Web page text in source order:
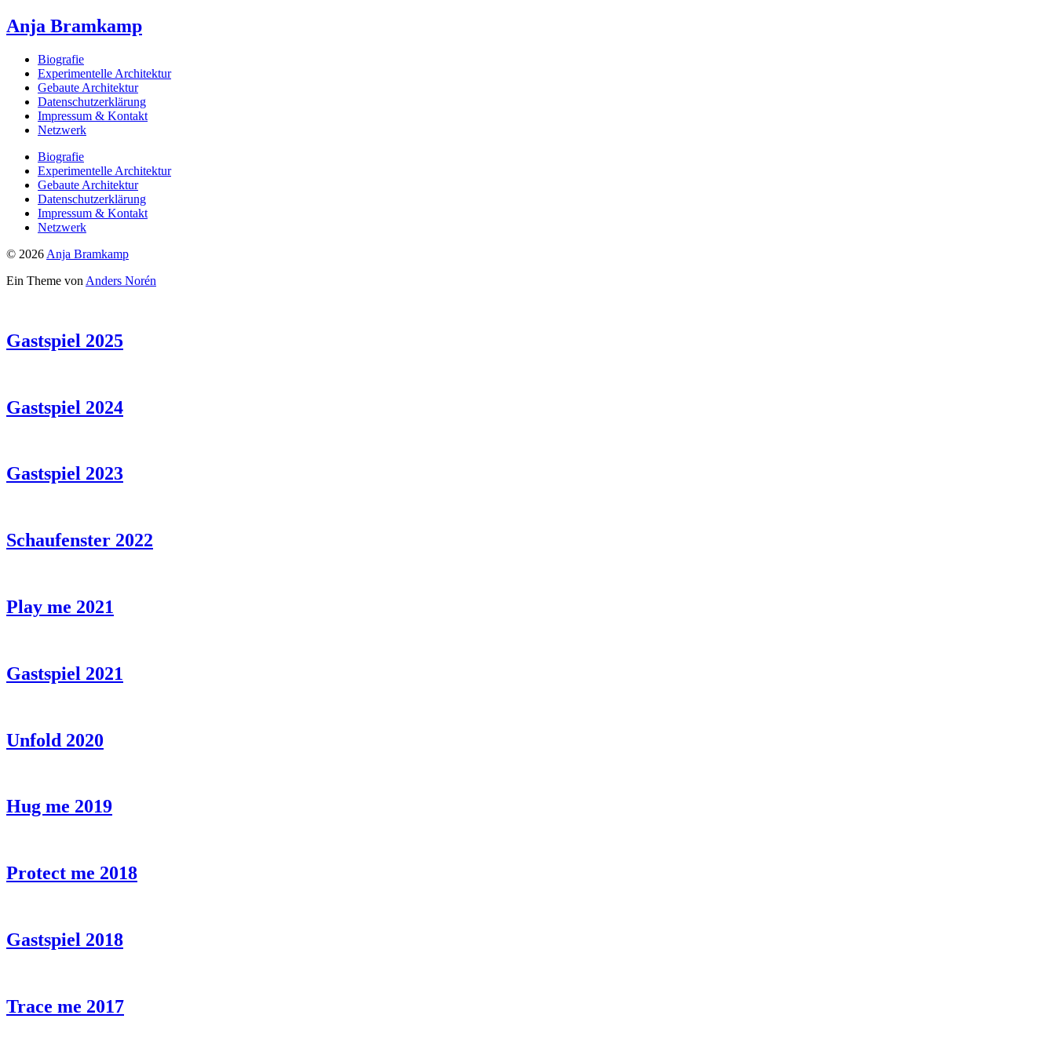
Anja Bramkamp
Biografie
Experimentelle Architektur
Gebaute Architektur
Datenschutzerklärung
Impressum & Kontakt
Netzwerk
Biografie
Experimentelle Architektur
Gebaute Architektur
Datenschutzerklärung
Impressum & Kontakt
Netzwerk
© 2026 Anja Bramkamp
Ein Theme von Anders Norén
Gastspiel 2025
Gastspiel 2024
Gastspiel 2023
Schaufenster 2022
Play me 2021
Gastspiel 2021
Unfold 2020
Hug me 2019
Protect me 2018
Gastspiel 2018
Trace me 2017